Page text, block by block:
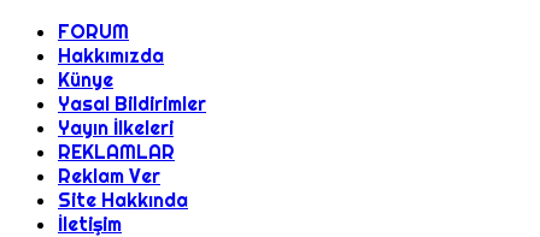
FORUM
Hakkımızda
Künye
Yasal Bildirimler
Yayın İlkeleri
REKLAMLAR
Reklam Ver
Site Hakkında
İletişim